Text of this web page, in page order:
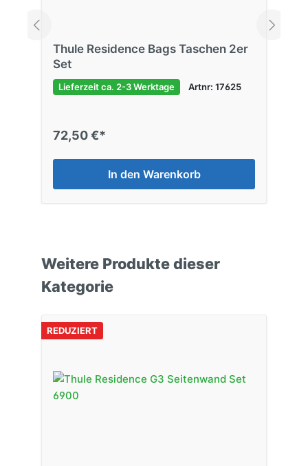
Thule Residence Bags Taschen 2er
Set
Lieferzeit ca. 2-3 Werktage Artnr: 17625
72,50 €*
In den Warenkorb
Weitere Produkte dieser
Kategorie
REDUZIERT